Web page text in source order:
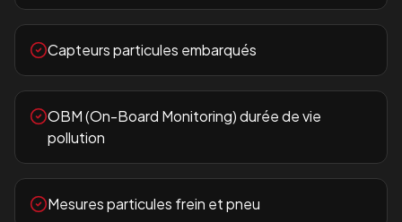
Capteurs particules embarqués
OBM (On-Board Monitoring) durée de vie
pollution
Mesures particules frein et pneu